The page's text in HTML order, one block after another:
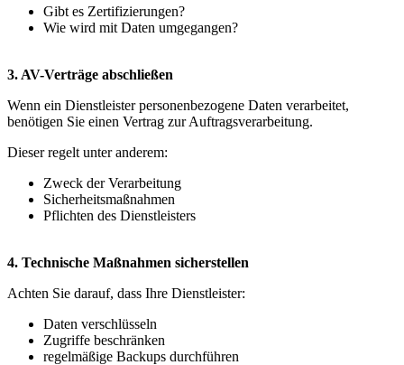
Gibt es Zertifizierungen?
Wie wird mit Daten umgegangen?
3. AV-Verträge abschließen
Wenn ein Dienstleister personenbezogene Daten verarbeitet,
benötigen Sie einen Vertrag zur Auftragsverarbeitung.
Dieser regelt unter anderem:
Zweck der Verarbeitung
Sicherheitsmaßnahmen
Pflichten des Dienstleisters
4. Technische Maßnahmen sicherstellen
Achten Sie darauf, dass Ihre Dienstleister:
Daten verschlüsseln
Zugriffe beschränken
regelmäßige Backups durchführen